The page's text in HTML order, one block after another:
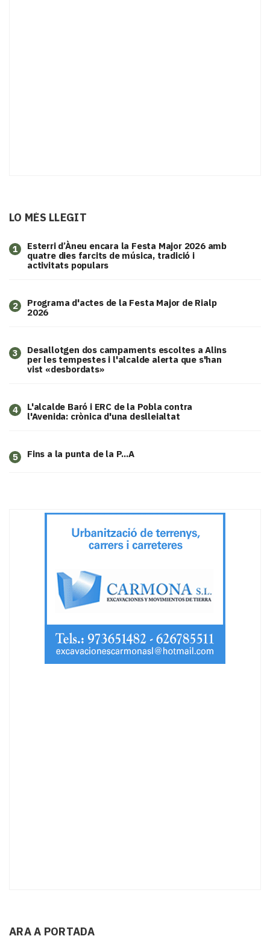
LO MÉS LLEGIT
1
Esterri d’Àneu encara la Festa Major 2026 amb
quatre dies farcits de música, tradició i
activitats populars
2
Programa d'actes de la Festa Major de Rialp
2026
3
​Desallotgen dos campaments escoltes a Alins
per les tempestes i l'alcalde alerta que s'han
vist «desbordats»
4
L'alcalde Baró i ERC de la Pobla contra
l'Avenida: crònica d'una deslleialtat
5 Fins a la punta de la P...A
ARA A PORTADA